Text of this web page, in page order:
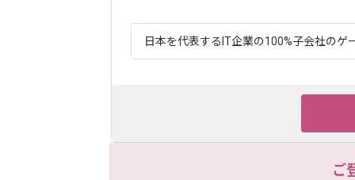
日本を代表するIT企業の100%子会社のゲ
ご